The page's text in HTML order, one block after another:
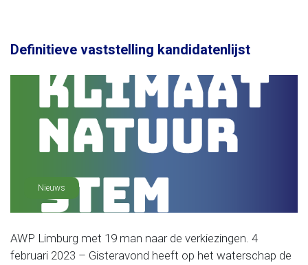
Definitieve vaststelling kandidatenlijst
Nieuws
AWP Limburg met 19 man naar de verkiezingen. 4
februari 2023 – Gisteravond heeft op het waterschap de